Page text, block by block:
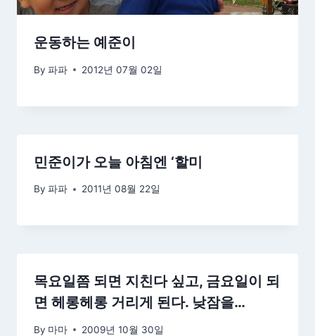
운동하는 예준이
By 파파 2012년 07월 02일
민준이가 오늘 아침엔 ‘할미
By 파파 2011년 08월 22일
목요일쯤 되면 지친다 싶고, 금요일이 되
면 헤롱헤롱 거리게 된다. 낮잠을…
By 마마 2009년 10월 30일